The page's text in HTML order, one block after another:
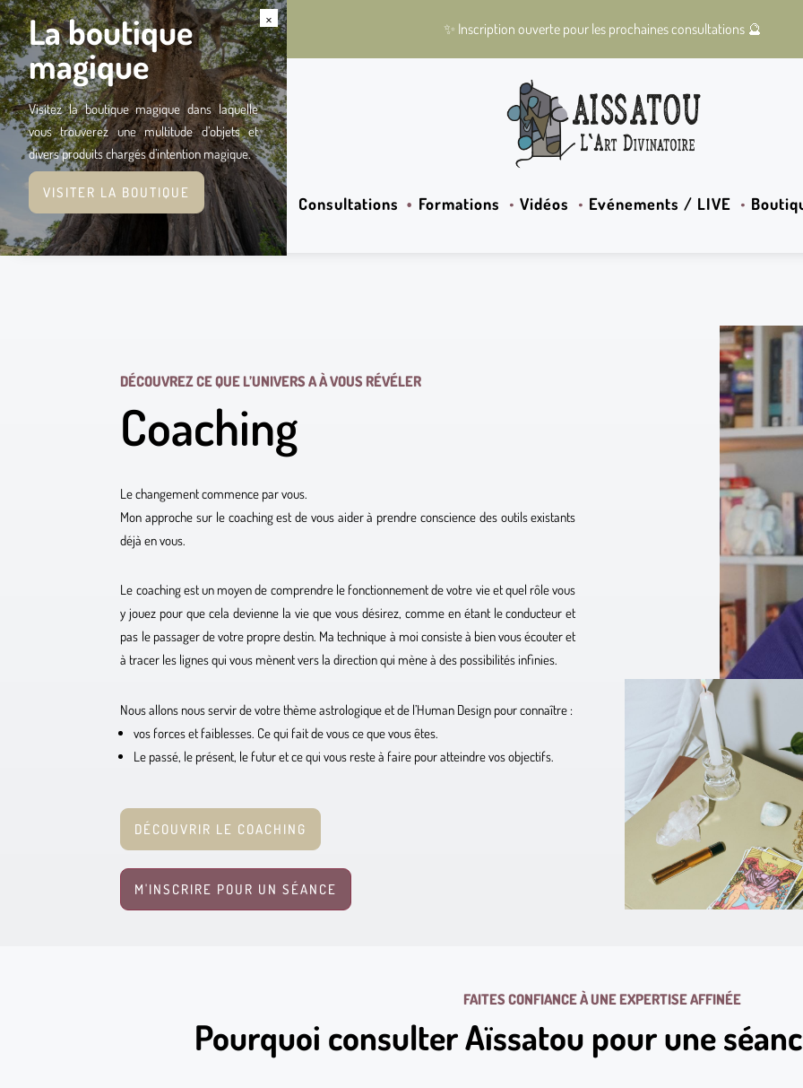
✨ Inscription ouverte pour les prochaines consultations 🔮
Consultations Formations Vidéos Evénements / LIVE
DÉCOUVREZ CE QUE L’UNIVERS A À VOUS RÉVÉLER
Coaching
Le changement commence par vous.
Mon approche sur le coaching est de vous aider à prendre conscience des outils existants
déjà en vous.
Le coaching est un moyen de comprendre le fonctionnement de votre vie et quel rôle vous
y jouez pour que cela devienne la vie que vous désirez, comme en étant le conducteur et
pas le passager de votre propre destin. Ma technique à moi consiste à bien vous écouter et
à tracer les lignes qui vous mènent vers la direction qui mène à des possibilités infinies.
Nous allons nous servir de votre thème astrologique et de l’Human Design pour connaître :
vos forces et faiblesses. Ce qui fait de vous ce que vous êtes.
Le passé, le présent, le futur et ce qui vous reste à faire pour atteindre vos objectifs.
DÉCOUVRIR LE COACHING
M'INSCRIRE POUR UN SÉANCE
FAITES CONFIANCE À UNE EXPERTISE AFFINÉE
Pourquoi consulter Aïssatou pour une
×
La boutique
magique
Visitez la boutique magique dans laquelle
vous trouverez une multitude d’objets et
divers produits chargés d’intention magique.
VISITER LA BOUTIQUE